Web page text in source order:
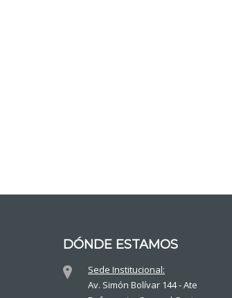
DÓNDE ESTAMOS
Sede Institucional:
Av. Simón Bolívar 144 - Ate